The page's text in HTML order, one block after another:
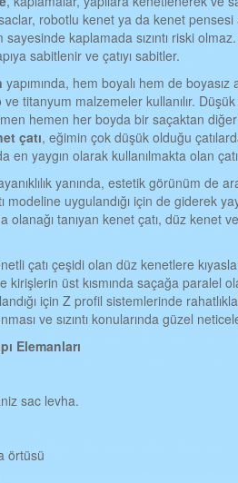
robotlu kenet ya da kenet pensesi
kaplamada sızıntı riski
sabitlenir ve çatıyı sabitler.
yapımında, hem boyalı hem de
titanyum malzemeler kullanılır.
hemen her boyda bir saçaktan
çatı, eğimin çok düşük olduğu
en yaygın olarak kullanılmakta olan
yanında, estetik görünüm de
modeline uygulandığı için de giderek
olanağı tanıyan kenet çatı, düz kenet
çatı çeşidi olan düz kenetlere
kirişlerin üst kısmında saçağa paralel
için Z profil sistemlerinde
ve sızıntı konularında güzel
ı Elemanları
sac levha.
örtüsü